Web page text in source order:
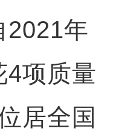
年
4项质量
居全国